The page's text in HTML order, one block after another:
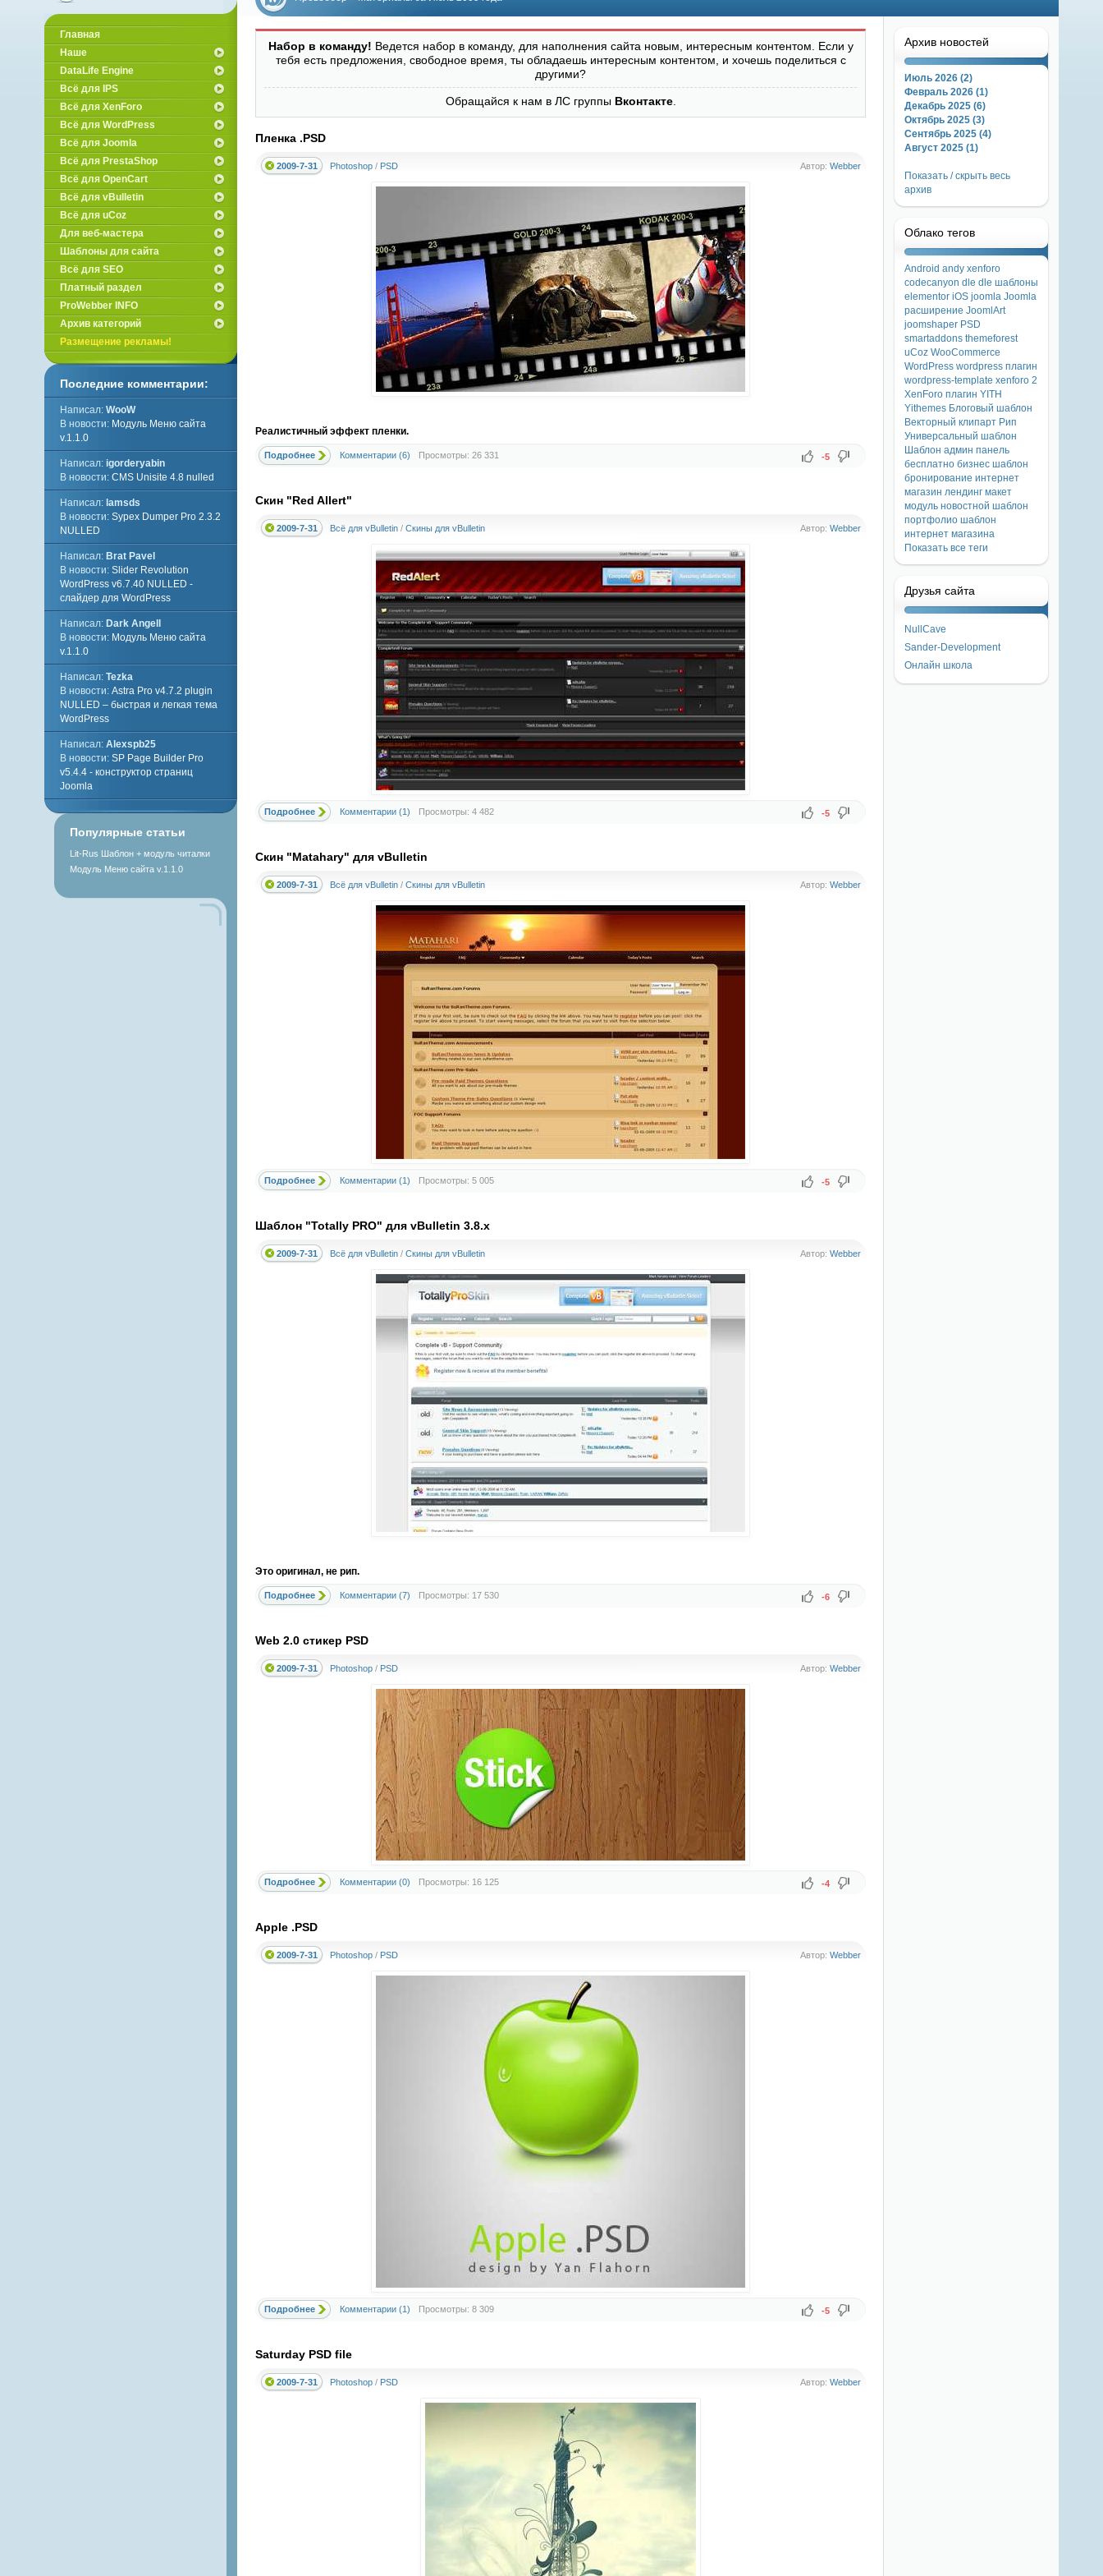
вебмастеров
Набор в команду! Ведется набор в команду, для наполнения сайта новым, интересным контентом. Если у
тебя есть предложения, свободное время, ты обладаешь интересным контентом, и хочешь поделиться с
другими?
Обращайся к нам в ЛС группы Вконтакте.
Пленка .PSD
Автор:Webber
2009-7-31 Photoshop/ PSD
Реалистичный эффект пленки.
-5
Подробнее Комментарии (6) Просмотры: 26 331
Скин "Red Allert"
Автор:Webber
2009-7-31 Всё для vBulletin/ Скины для vBulletin
-5
Подробнее Комментарии (1) Просмотры: 4 482
Скин "Matahary" для vBulletin
Автор:Webber
2009-7-31 Всё для vBulletin/ Скины для vBulletin
-5
Подробнее Комментарии (1) Просмотры: 5 005
Шаблон "Totally PRO" для vBulletin 3.8.x
Автор:Webber
2009-7-31 Всё для vBulletin/ Скины для vBulletin
Это оригинал, не рип.
-6
Подробнее Комментарии (7) Просмотры: 17 530
Web 2.0 стикер PSD
Автор:Webber
2009-7-31 Photoshop/ PSD
-4
Подробнее Комментарии (0) Просмотры: 16 125
Apple .PSD
Автор:Webber
2009-7-31 Photoshop/ PSD
-5
Подробнее Комментарии (1) Просмотры: 8 309
Saturday PSD file
Автор:Webber
2009-7-31 Photoshop/ PSD
Архив новостей
Июль 2026 (2)
Февраль 2026 (1)
Декабрь 2025 (6)
Октябрь 2025 (3)
Сентябрь 2025 (4)
Август 2025 (1)
Показать / скрыть весь
архив
Облако тегов
Android andy xenforo
codecanyon dle dle шаблоны
elementor iOS joomla Joomla
расширение JoomlArt
joomshaper PSD
smartaddons themeforest
uCoz WooCommerce
WordPress wordpress плагин
wordpress-template xenforo 2
XenForo плагин YITH
Yithemes Блоговый шаблон
Векторный клипарт Рип
Универсальный шаблон
Шаблон админ панель
бесплатно бизнес шаблон
бронирование интернет
магазин лендинг макет
модуль новостной шаблон
портфолио шаблон
интернет магазина
Показать все теги
Друзья сайта
NullCave
Sander-Development
Онлайн школа
Главная
Наше
DataLife Engine
Всё для IPS
Всё для XenForo
Всё для WordPress
Всё для Joomla
Всё для PrestaShop
Всё для OpenCart
Всё для vBulletin
Всё для uCoz
Для веб-мастера
Шаблоны для сайта
Всё для SEO
Платный раздел
ProWebber INFO
Архив категорий
Размещение рекламы!
Последние комментарии:
Написал: WooW
В новости: Модуль Меню сайта
v.1.1.0
Написал: igorderyabin
В новости: CMS Unisite 4.8 nulled
Написал: lamsds
В новости: Sypex Dumper Pro 2.3.2
NULLED
Написал: Brat Pavel
В новости: Slider Revolution
WordPress v6.7.40 NULLED -
слайдер для WordPress
Написал: Dark Angell
В новости: Модуль Меню сайта
v.1.1.0
Написал: Tezka
В новости: Astra Pro v4.7.2 plugin
NULLED – быстрая и легкая тема
WordPress
Написал: Alexspb25
В новости: SP Page Builder Pro
v5.4.4 - конструктор страниц
Joomla
Популярные статьи
Lit-Rus Шаблон + модуль читалки
Модуль Меню сайта v.1.1.0